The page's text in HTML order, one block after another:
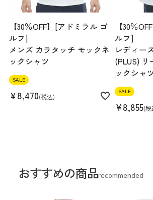
【30％OFF】[アドミラル ゴ
ルフ]
メンズ カラタッチ モックネ
ックシャツ
SALE
¥8,470 税込
【30％
ルフ]
レディー
(PLUS)
ックシャ
SALE
¥8,855 税
おすすめの商品recommended